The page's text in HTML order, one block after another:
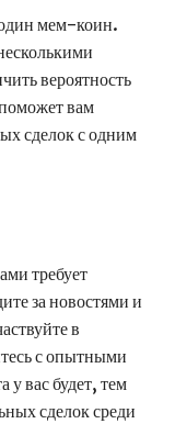
один мем-коин.
вероятность
вам
сделок с одним
требует
за новостями и
в
с опытными
вас будет, тем
сделок среди